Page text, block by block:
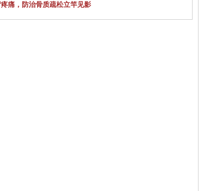
痛，防治骨质疏松立竿见影